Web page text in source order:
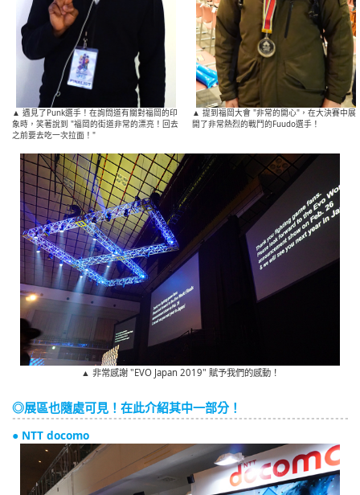
▲ 遇見了Punk選手！在詢問道有關對福岡的印
象時，笑著說到 "福岡的街道非常的漂亮！回去
之前要去吃一次拉面！"
▲ 提到福岡大會 "非常的開心"，在大決賽中展
開了非常熱烈的戰鬥的Fuudo選手！
▲ 非常感謝 "EVO Japan 2019" 賦予我們的感動！
◎展區也隨處可見！在此介紹其中一部分！
● NTT docomo